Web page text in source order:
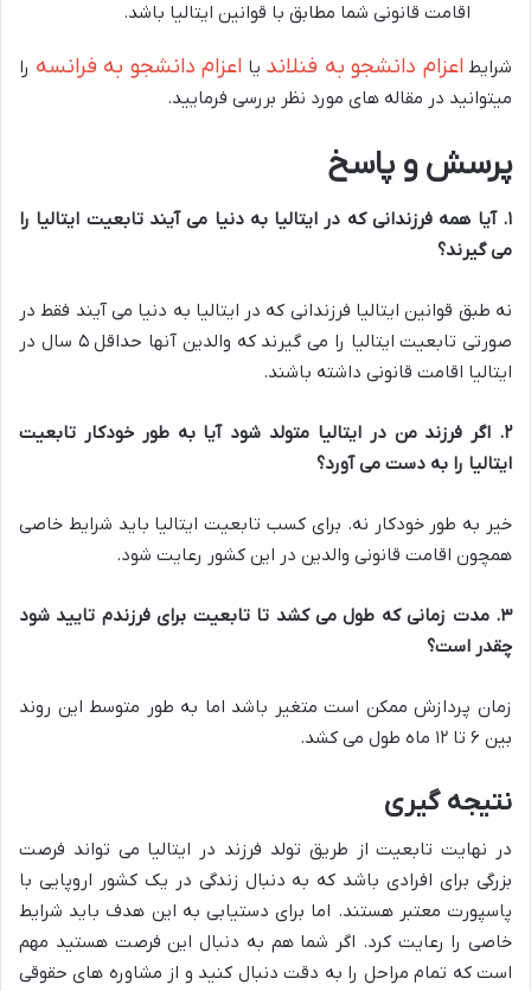
اقامت قانونی شما مطابق با قوانین ایتالیا باشد.
شرایط اعزام دانشجو به فنلاند یا اعزام دانشجو به فرانسه را
میتوانید در مقاله های مورد نظر بررسی فرمایید.
پرسش و پاسخ
۱.آیا همه فرزندانی که در ایتالیا به دنیا می آیند تابعیت ایتالیا را
می گیرند؟
نه طبق قوانین ایتالیا فرزندانی که در ایتالیا به دنیا می آیند فقط در
صورتی تابعیت ایتالیا را می گیرند که والدین آنها حداقل ۵ سال در
ایتالیا اقامت قانونی داشته باشند.
۲. اگر فرزند من در ایتالیا متولد شود آیا به طور خودکار تابعیت
ایتالیا را به دست می آورد؟
خیر به طور خودکار نه. برای کسب تابعیت ایتالیا باید شرایط خاصی
همچون اقامت قانونی والدین در این کشور رعایت شود.
۳.مدت زمانی که طول می کشد تا تابعیت برای فرزندم تایید شود
چقدر است؟
زمان پردازش ممکن است متغیر باشد اما به طور متوسط این روند
بین ۶ تا ۱۲ ماه طول می کشد.
نتیجه گیری
در نهایت تابعیت از طریق تولد فرزند در ایتالیا می تواند فرصت
بزرگی برای افرادی باشد که به دنبال زندگی در یک کشور اروپایی با
پاسپورت معتبر هستند. اما برای دستیابی به این هدف باید شرایط
خاصی را رعایت کرد. اگر شما هم به دنبال این فرصت هستید مهم
است که تمام مراحل را به دقت دنبال کنید و از مشاوره های حقوقی